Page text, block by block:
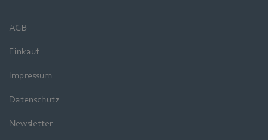
AGB
Einkauf
Impressum
Datenschutz
Newsletter